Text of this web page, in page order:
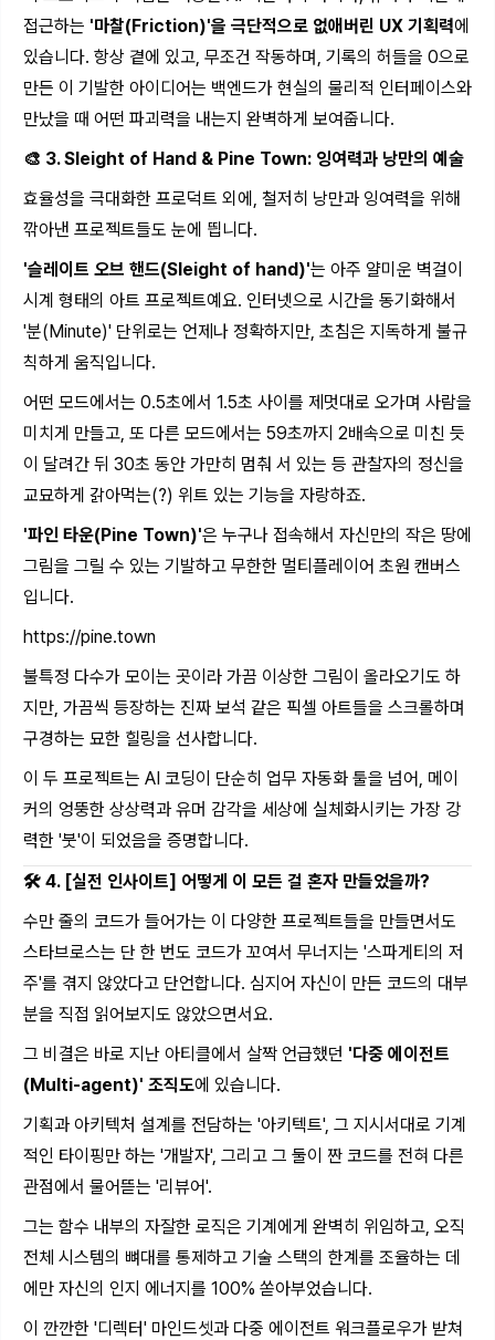
접근하는 '마찰(Friction)'을 극단적으로 없애버린 UX 기획력에
있습니다. 항상 곁에 있고, 무조건 작동하며, 기록의 허들을 0으로
만든 이 기발한 아이디어는 백엔드가 현실의 물리적 인터페이스와
만났을 때 어떤 파괴력을 내는지 완벽하게 보여줍니다.
🎨 3. Sleight of Hand & Pine Town: 잉여력과 낭만의 예술
효율성을 극대화한 프로덕트 외에, 철저히 낭만과 잉여력을 위해
깎아낸 프로젝트들도 눈에 띕니다.
'슬레이트 오브 핸드(Sleight of hand)'는 아주 얄미운 벽걸이
시계 형태의 아트 프로젝트예요. 인터넷으로 시간을 동기화해서
'분(Minute)' 단위로는 언제나 정확하지만, 초침은 지독하게 불규
칙하게 움직입니다.
어떤 모드에서는 0.5초에서 1.5초 사이를 제멋대로 오가며 사람을
미치게 만들고, 또 다른 모드에서는 59초까지 2배속으로 미친 듯
이 달려간 뒤 30초 동안 가만히 멈춰 서 있는 등 관찰자의 정신을
교묘하게 갉아먹는(?) 위트 있는 기능을 자랑하죠.
'파인 타운(Pine Town)'은 누구나 접속해서 자신만의 작은 땅에
그림을 그릴 수 있는 기발하고 무한한 멀티플레이어 초원 캔버스
입니다.
https://pine.town
불특정 다수가 모이는 곳이라 가끔 이상한 그림이 올라오기도 하
지만, 가끔씩 등장하는 진짜 보석 같은 픽셀 아트들을 스크롤하며
구경하는 묘한 힐링을 선사합니다.
이 두 프로젝트는 AI 코딩이 단순히 업무 자동화 툴을 넘어, 메이
커의 엉뚱한 상상력과 유머 감각을 세상에 실체화시키는 가장 강
력한 '붓'이 되었음을 증명합니다.
🛠️ 4. [실전 인사이트] 어떻게 이 모든 걸 혼자 만들었을까?
수만 줄의 코드가 들어가는 이 다양한 프로젝트들을 만들면서도
스타브로스는 단 한 번도 코드가 꼬여서 무너지는 '스파게티의 저
주'를 겪지 않았다고 단언합니다. 심지어 자신이 만든 코드의 대부
분을 직접 읽어보지도 않았으면서요.
그 비결은 바로 지난 아티클에서 살짝 언급했던 '다중 에이전트
(Multi-agent)' 조직도에 있습니다.
기획과 아키텍처 설계를 전담하는 '아키텍트', 그 지시서대로 기계
적인 타이핑만 하는 '개발자', 그리고 그 둘이 짠 코드를 전혀 다른
관점에서 물어뜯는 '리뷰어'.
그는 함수 내부의 자잘한 로직은 기계에게 완벽히 위임하고, 오직
전체 시스템의 뼈대를 통제하고 기술 스택의 한계를 조율하는 데
에만 자신의 인지 에너지를 100% 쏟아부었습니다.
이 깐깐한 '디렉터' 마인드셋과 다중 에이전트 워크플로우가 받쳐